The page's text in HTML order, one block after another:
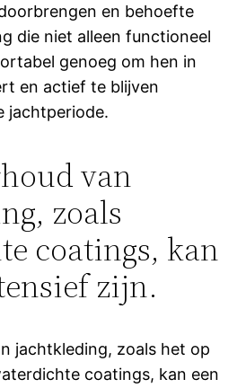
en behoefte
die niet alleen functioneel
genoeg om hen in
en actief te blijven
jachtperiode.
van
zoals
coatings, kan
zijn.
jachtkleding, zoals het op
coatings, kan een